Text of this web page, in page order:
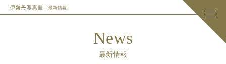
最新情報
News
最新情報